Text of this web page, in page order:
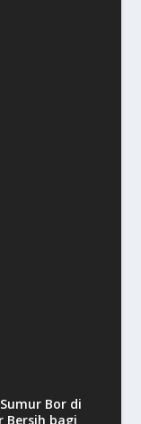
Bor di
Bersih bagi